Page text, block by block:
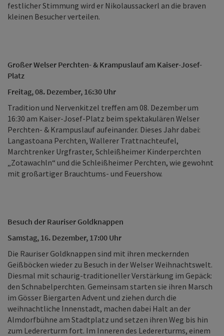
festlicher Stimmung wird er Nikolaussackerl an die braven
kleinen Besucher verteilen.
Großer Welser Perchten- & Krampuslauf am Kaiser-Josef-
Platz
Freitag, 08. Dezember, 16:30 Uhr
Tradition und Nervenkitzel treffen am 08. Dezember um
16:30 am Kaiser-Josef-Platz beim spektakulären Welser
Perchten- & Krampuslauf aufeinander. Dieses Jahr dabei:
Langastoana Perchten, Wallerer Trattnachteufel,
Marchtrenker Urgfraster, Schleißheimer Kinderperchten
„Zotawachln“ und die Schleißheimer Perchten, wie gewohnt
mit großartiger Brauchtums- und Feuershow.
Besuch der Rauriser Goldknappen
Samstag, 16. Dezember, 17:00 Uhr
Die Rauriser Goldknappen sind mit ihren meckernden
Geißböcken wieder zu Besuch in der Welser Weihnachtswelt.
Diesmal mit schaurig-traditioneller Verstärkung im Gepäck:
den Schnabelperchten. Gemeinsam starten sie ihren Marsch
im Gösser Biergarten Advent und ziehen durch die
weihnachtliche Innenstadt, machen dabei Halt an der
Almdorfbühne am Stadtplatz und setzen ihren Weg bis hin
zum Ledererturm fort. Im Inneren des Ledererturms, einem